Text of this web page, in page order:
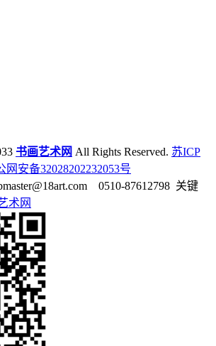
书画艺术网 All Rights Reserved. 苏ICP
网安备32028202232053号
0510-87612798 关键
术网